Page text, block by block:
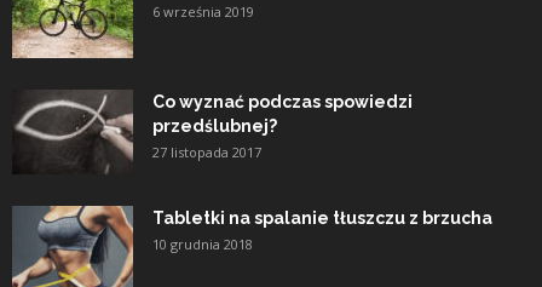
6 września 2019
Co wyznać podczas spowiedzi
przedślubnej?
27 listopada 2017
Tabletki na spalanie tłuszczu z brzucha
10 grudnia 2018